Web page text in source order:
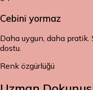
Cebini yormaz
Daha uygun, daha pratik.
dostu.
Renk özgürlüğü